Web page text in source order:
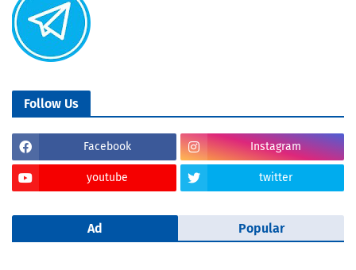
Follow Us
Facebook Instagram
youtube twitter
Ad Popular